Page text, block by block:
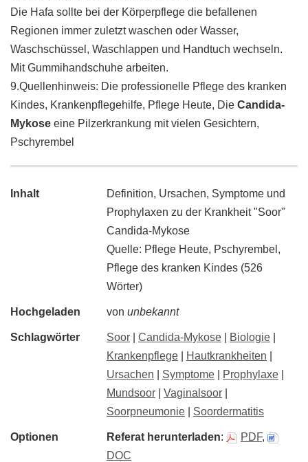
Die Hafa sollte bei der Körperpflege die befallenen
Regionen immer zuletzt waschen oder Wasser,
Waschschüssel, Waschlappen und Handtuch wechseln.
Mit Gummihandschuhe arbeiten.
9.Quellenhinweis: Die professionelle Pflege des kranken
Kindes, Krankenpflegehilfe, Pflege Heute, Die Candida-
Mykose eine Pilzerkrankung mit vielen Gesichtern,
Pschyrembel
Inhalt
Definition, Ursachen, Symptome und
Prophylaxen zu der Krankheit "Soor"
Candida-Mykose
Quelle: Pflege Heute, Pschyrembel,
Pflege des kranken Kindes (526
Wörter)
Hochgeladen von unbekannt
Schlagwörter Soor Candida-Mykose Biologie
Krankenpflege
Hautkrankheiten
Ursachen
Symptome Prophylaxe
Mundsoor
Vaginalsoor
Soorpneumonie
Soordermatitis
Optionen Referat herunterladen: PDF,
DOC